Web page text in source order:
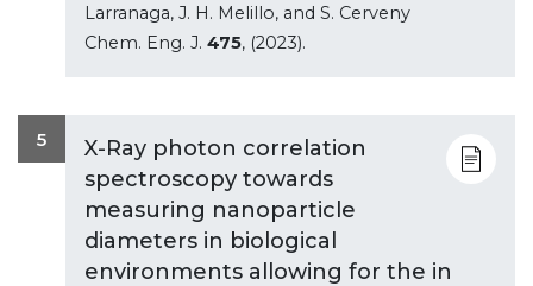
Larranaga, J. H. Melillo, and S. Cerveny
Chem. Eng. J. 475, (2023).
5
X-Ray photon correlation
spectroscopy towards
measuring nanoparticle
diameters in biological
environments allowing for the in